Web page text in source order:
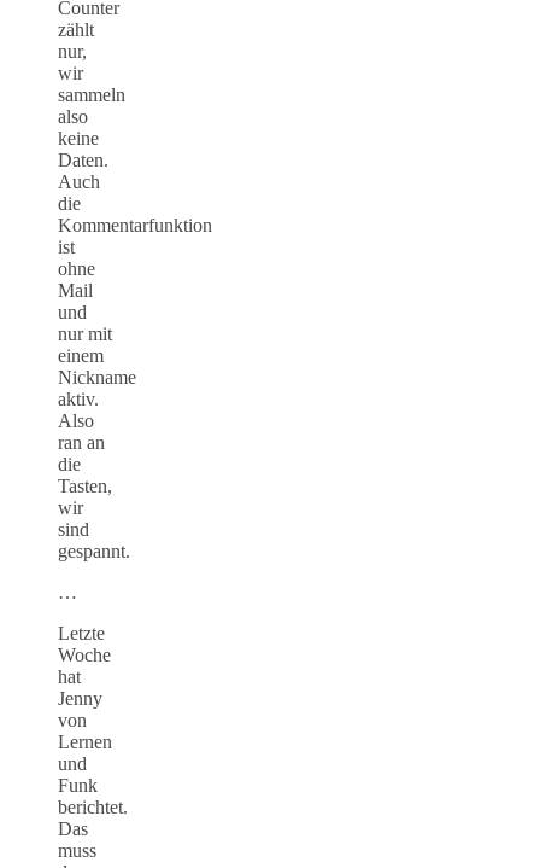
Counter
zählt
nur,
wir
sammeln
also
keine
Daten.
Auch
die
Kommentarfunktion
ist
ohne
Mail
und
nur mit
einem
Nickname
aktiv.
Also
ran an
die
Tasten,
wir
sind
gespannt.
…
Letzte
Woche
hat
Jenny
von
Lernen
und
Funk
berichtet.
Das
muss